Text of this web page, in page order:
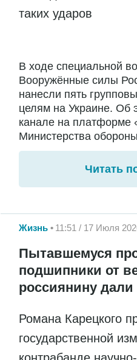
таких ударов
В ходе специальной
Вооружённые силы
нанесли пять
целям на Украине. Об
канале на платформе
Министерства
Читать
Жизнь 11:51 / 17 Июля
Пытавшемуся
подшипники от
россиянину дали
Романа Карецкого
государственной